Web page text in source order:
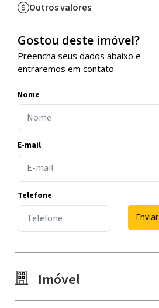
Outros valores
Gostou deste imóvel?
Preencha seus dados abaixo e
entraremos em contato
Nome
E-mail
Telefone
Enviar
Imóvel